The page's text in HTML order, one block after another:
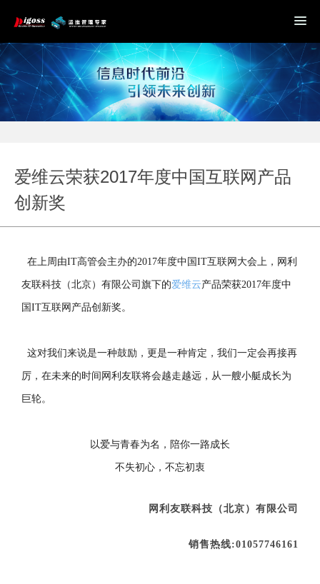
爱维云荣获2017年度中国互联网产品
创新奖
在上周由IT高管会主办的2017年度中国IT互联网大会上，网利
友联科技（北京）有限公司旗下的爱维云产品荣获2017年度中
国IT互联网产品创新奖。
这对我们来说是一种鼓励，更是一种肯定，我们一定会再接再
厉，在未来的时间网利友联将会越走越远，从一艘小艇成长为
巨轮。
以爱与青春为名，陪你一路成长
不失初心，不忘初衷
网利友联科技（北京）有限公司
销售热线:01057746161